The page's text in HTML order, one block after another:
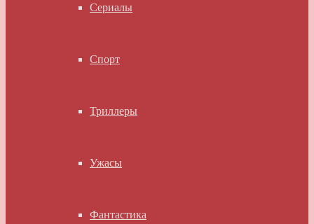
Сериалы
Спорт
Триллеры
Ужасы
Фантастика